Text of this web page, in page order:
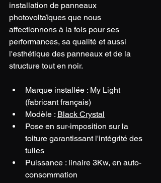
installation de panneaux
photovoltaïques que nous
affectionnons à la fois pour ses
performances, sa qualité et aussi
l'esthétique des panneaux et de la
structure tout en noir.
Marque installée : My Light
(fabricant français)
Modèle : Black Crystal
Pose en sur-imposition sur la
toiture garantissant l'intégrité des
tuiles
Puissance : linaire 3Kw, en auto-
consommation